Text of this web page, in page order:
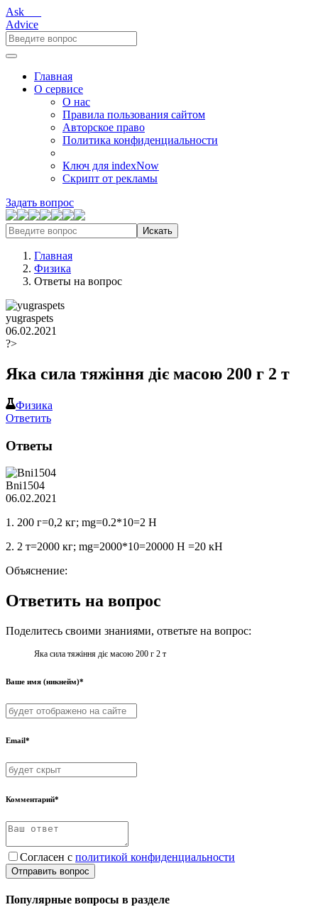
Ask___
Advice
Главная
О сервисе
О нас
Правила пользования сайтом
Авторское право
Политика конфиденциальности
Ключ для indexNow
Скрипт от рекламы
Задать вопрос
Искать
Главная
Физика
Ответы на вопрос
yugraspets
06.02.2021
?>
Яка сила тяжіння діє масою 200 г 2 т
Физика
Ответить
Ответы
Bni1504
06.02.2021
1. 200 г=0,2 кг; mg=0.2*10=2 H
2. 2 т=2000 кг; mg=2000*10=20000 H =20 кН
Объяснение:
Ответить на вопрос
Поделитесь своими знаниями, ответьте на вопрос:
Яка сила тяжіння діє масою 200 г 2 т
Ваше имя (никнейм)*
Email*
Комментарий*
Согласен с политикой конфиденциальности
Отправить вопрос
Популярные вопросы в разделе